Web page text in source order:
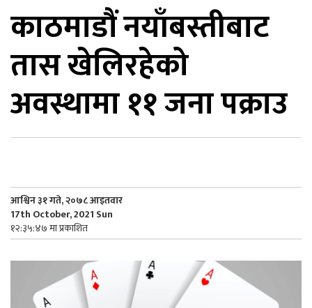
काठमाडौं नयाँबस्तीबाट
तास खेलिरहेको
अवस्थामा ११ जना पक्राउ
आश्विन ३१ गते, २०७८ आइतवार
17th October, 2021 Sun
१२:३५:४७ मा प्रकाशित